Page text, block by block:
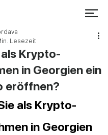
Krypto-
in Georgien ein
eröffnen?
Lesezeit
als Krypto-
in Georgien